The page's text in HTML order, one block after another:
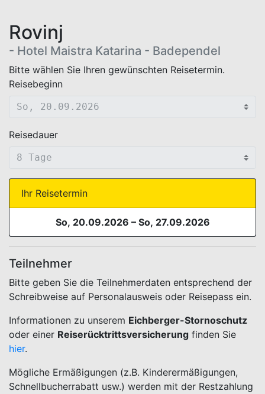
Rovinj
- Hotel Maistra Katarina - Badependel
WEBBUCHUNG.VIEW.TERMIN.AUSWAHL.HEADER
Bitte wählen Sie Ihren gewünschten Reisetermin.
Reisebeginn
Reisedauer
Ihr Reisetermin
So, 20.09.2026 – So, 27.09.2026
Teilnehmer
Bitte geben Sie die Teilnehmerdaten entsprechend der
Schreibweise auf Personalausweis oder Reisepass ein.
Informationen zu unserem Eichberger-Stornoschutz
oder einer Reiserücktrittsversicherung finden Sie
hier.
Mögliche Ermäßigungen (z.B. Kinderermäßigungen,
Schnellbucherrabatt usw.) werden mit der Restzahlung